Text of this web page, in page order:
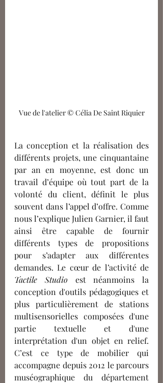
Vue de l'atelier © Célia De Saint Riquier
La conception et la réalisation des
différents projets, une cinquantaine
par an en moyenne, est donc un
travail d’équipe où tout part de la
volonté du client, définit le plus
souvent dans l’appel d’offre. Comme
nous l’explique Julien Garnier, il faut
ainsi être capable de fournir
différents types de propositions
pour s’adapter aux différentes
Tactile Studio est néanmoins la
conception d'outils pédagogiques et
plus particulièrement de stations
multisensorielles composées d'une
partie textuelle et d'une
interprétation d'un objet en relief.
C’est ce type de mobilier qui
accompagne depuis 2012 le parcours
muséographique du département